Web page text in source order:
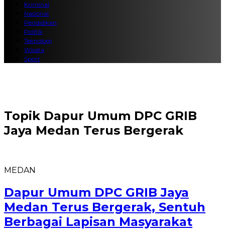
Kriminal
Nasional
Pendidikan
Politik
Teknologi
Wisata
Sport
Topik Dapur Umum DPC GRIB
Jaya Medan Terus Bergerak
MEDAN
Dapur Umum DPC GRIB Jaya
Medan Terus Bergerak, Sentuh
Berbagai Lapisan Masyarakat